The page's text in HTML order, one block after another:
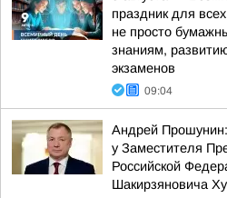
праздник для
не просто
знаниям,
экзаменов
09:04
Андрей
у Заместителя
Российской
Шакирзяновича